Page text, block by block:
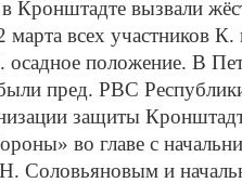
Крон­штад­те вы­зва­ли
мар­та всех уча­ст­ни­ков
осад­ное по­ло­же­ние. В
пред. РВС
за­щи­ты
во гла­ве с
Со­ловь­я­но­вым и